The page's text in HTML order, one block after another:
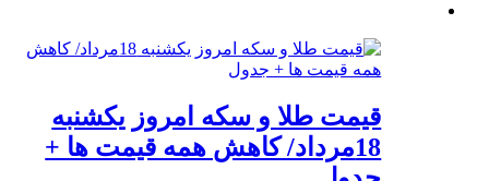
قیمت طلا و سکه امروز یکشنبه
18مرداد/ کاهش همه قیمت ها +